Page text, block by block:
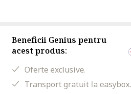
Beneficii Genius pentru
acest produs:
Oferte exclusive.
Transport gratuit la easybox.